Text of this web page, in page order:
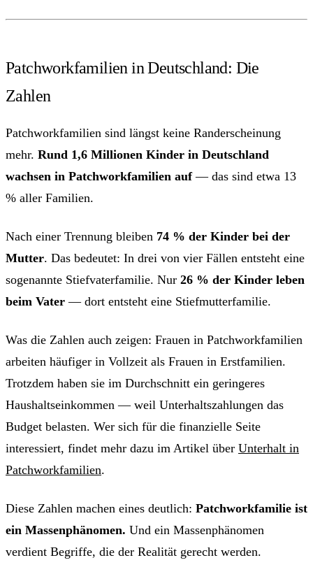
Patchworkfamilien in Deutschland: Die
Zahlen
Patchworkfamilien sind längst keine Randerscheinung
mehr. Rund 1,6 Millionen Kinder in Deutschland
wachsen in Patchworkfamilien auf— das sind etwa 13
% aller Familien.
Nach einer Trennung bleiben 74 % der Kinder bei der
Mutter. Das bedeutet: In drei von vier Fällen entsteht eine
sogenannte Stiefvaterfamilie. Nur 26 % der Kinder leben
beim Vater — dort entsteht eine Stiefmutterfamilie.
Was die Zahlen auch zeigen: Frauen in Patchworkfamilien
arbeiten häufiger in Vollzeit als Frauen in Erstfamilien.
Trotzdem haben sie im Durchschnitt ein geringeres
Haushaltseinkommen — weil Unterhaltszahlungen das
Budget belasten. Wer sich für die finanzielle Seite
interessiert, findet mehr dazu im Artikel über Unterhalt in
Patchworkfamilien.
Diese Zahlen machen eines deutlich: Patchworkfamilie ist
ein Massenphänomen. Und ein Massenphänomen
verdient Begriffe, die der Realität gerecht werden.